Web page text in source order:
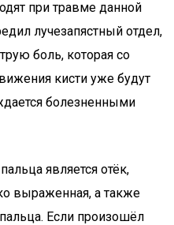
при травме данной
лучезапястный отдел,
боль, которая со
кисти уже будут
болезненными
является отёк,
выраженная, а также
Если произошёл